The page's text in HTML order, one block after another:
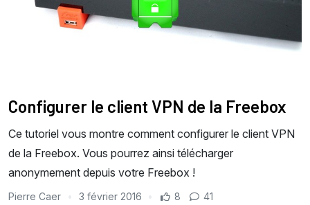
Configurer le client VPN de la Freebox
Ce tutoriel vous montre comment configurer le client VPN
de la Freebox. Vous pourrez ainsi télécharger
anonymement depuis votre Freebox !
Pierre Caer 3 février 2016 8 41